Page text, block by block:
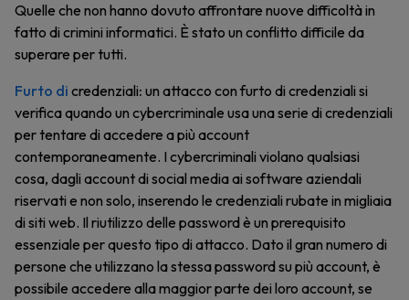
Quelle che non hanno dovuto affrontare nuove difficoltà in
fatto di crimini informatici. È stato un conflitto difficile da
superare per tutti.
Furto di credenziali: un attacco con furto di credenziali si
verifica quando un cybercriminale usa una serie di credenziali
per tentare di accedere a più account
contemporaneamente. I cybercriminali violano qualsiasi
cosa, dagli account di social media ai software aziendali
riservati e non solo, inserendo le credenziali rubate in migliaia
di siti web. Il riutilizzo delle password è un prerequisito
essenziale per questo tipo di attacco. Dato il gran numero di
persone che utilizzano la stessa password su più account, è
possibile accedere alla maggior parte dei loro account, se